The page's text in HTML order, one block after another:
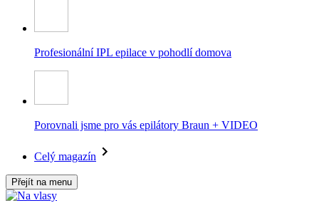
Profesionální IPL epilace v pohodlí domova
Porovnali jsme pro vás epilátory Braun + VIDEO
Celý magazín
Přejít na menu